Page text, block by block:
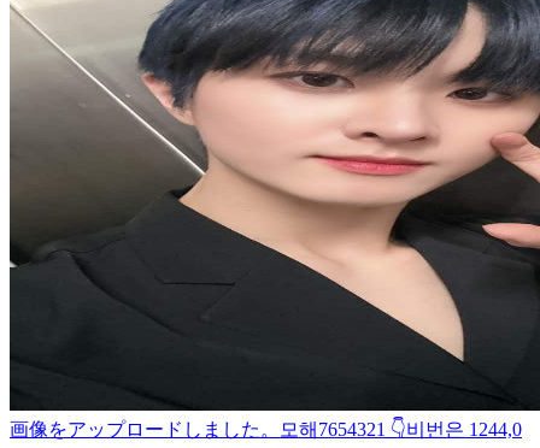
画像をアップロードしました。 모해 7654321 👇비번은 1244,0